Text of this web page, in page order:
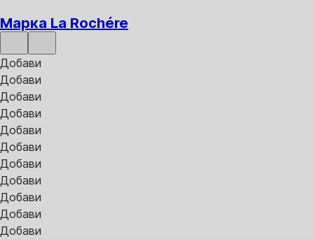
Марка La Rochére
Добави
Добави
Добави
Добави
Добави
Добави
Добави
Добави
Добави
Добави
Добави